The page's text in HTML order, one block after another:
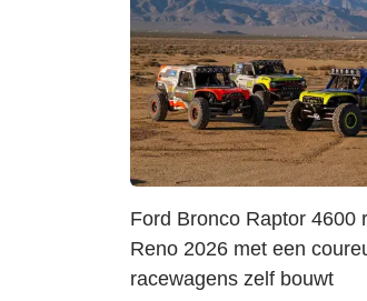
Ford Bronco Raptor 4600
Reno 2026 met een
racewagens zelf bouwt